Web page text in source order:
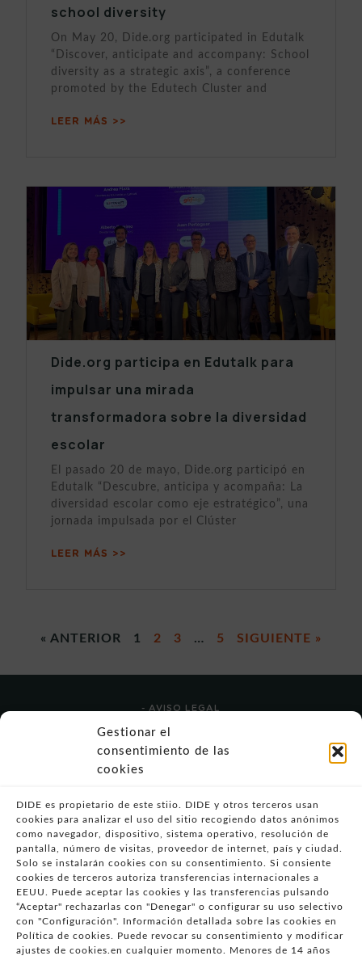
Gestionar el
consentimiento de las
cookies
DIDE es propietario de este stiio. DIDE y otros terceros usan
cookies para analizar el uso del sitio recogiendo datos anónimos
como navegador, dispositivo, sistema operativo, resolución de
pantalla, número de visitas, proveedor de internet, país y ciudad.
Solo se instalarán cookies con su consentimiento. Si consiente
cookies de terceros autoriza transferencias internacionales a
EEUU. Puede aceptar las cookies y las transferencias pulsando
“Aceptar" rechazarlas con "Denegar" o configurar su uso selectivo
con "Configuración". Información detallada sobre las cookies en
Política de cookies. Puede revocar su consentimiento y modificar
ajustes de cookies.en cualquier momento. Menores de 14 años
school diversity
On May 20, Dide.org participated in Edutalk
“Discover, anticipate and accompany: School
diversity as a strategic axis”, a conference
promoted by the Edutech Cluster and
LEER MÁS >>
Dide.org participa en Edutalk para
impulsar una mirada
transformadora sobre la diversidad
escolar
El pasado 20 de mayo, Dide.org participó en
Edutalk “Descubre, anticipa y acompaña: La
diversidad escolar como eje estratégico”, una
jornada impulsada por el Clúster
LEER MÁS >>
« ANTERIOR 1 2 3 … 5 SIGUIENTE »
- AVISO LEGAL
- POLÍTICA DE USO
- POLÍTICA DE PRIVACIDAD
- POLÍTICA DE COOKIES (UE)
VULNERABILIDADES
- CONDICIONES PARTICULARES DE COMPRA
- GUÍA DE COMPRA
- GUÍA DE PRIVACIDAD
- DESISTIMIENTO
- ATENCIÓN AL CLIENTE